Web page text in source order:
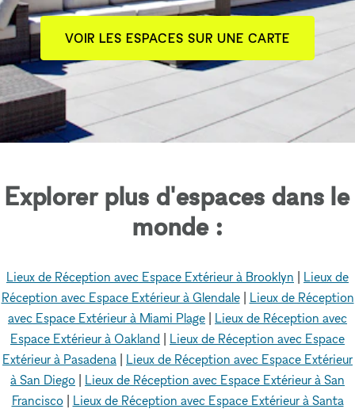
VOIR LES ESPACES SUR UNE CARTE
Explorer plus d'espaces dans le
monde :
Lieux de Réception avec Espace Extérieur à Brooklyn
Lieux de
Réception avec Espace Extérieur à Glendale| Lieux de Réception
avec Espace Extérieur à Miami Plage
Lieux de Réception avec
Espace Extérieur à Oakland
Lieux de Réception avec Espace
Extérieur à Pasadena
Lieux de Réception avec Espace Extérieur
à San Diego
Lieux de Réception avec Espace Extérieur à San
Francisco| Lieux de Réception avec Espace Extérieur à Santa